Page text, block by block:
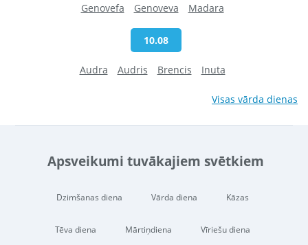
Genovefa Genoveva Madara
10.08
Audra Audris Brencis Inuta
Visas vārda dienas
Apsveikumi tuvākajiem svētkiem
Dzimšanas diena Vārda diena Kāzas
Tēva diena Mārtiņdiena Vīriešu diena